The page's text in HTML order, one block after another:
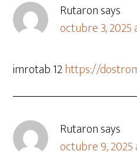
Rutaronsays
octubre 3, 2025
imrotab 12https://
Rutaronsays
octubre 9, 2025